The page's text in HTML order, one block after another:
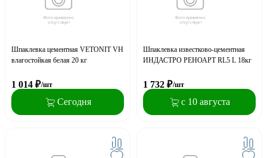
Шпаклевка цементная VETONIT VH
влагостойкая белая 20 кг
1 014 ₽/шт
Сегодня
Шпаклевка известково-цементная
ИНДАСТРО РЕНОАРТ RL5 L 18кг
1 732 ₽/шт
с 10 августа